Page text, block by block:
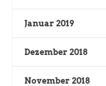
Januar 2019
Dezember 2018
November 2018